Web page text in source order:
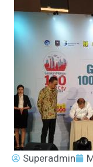
Superadmin